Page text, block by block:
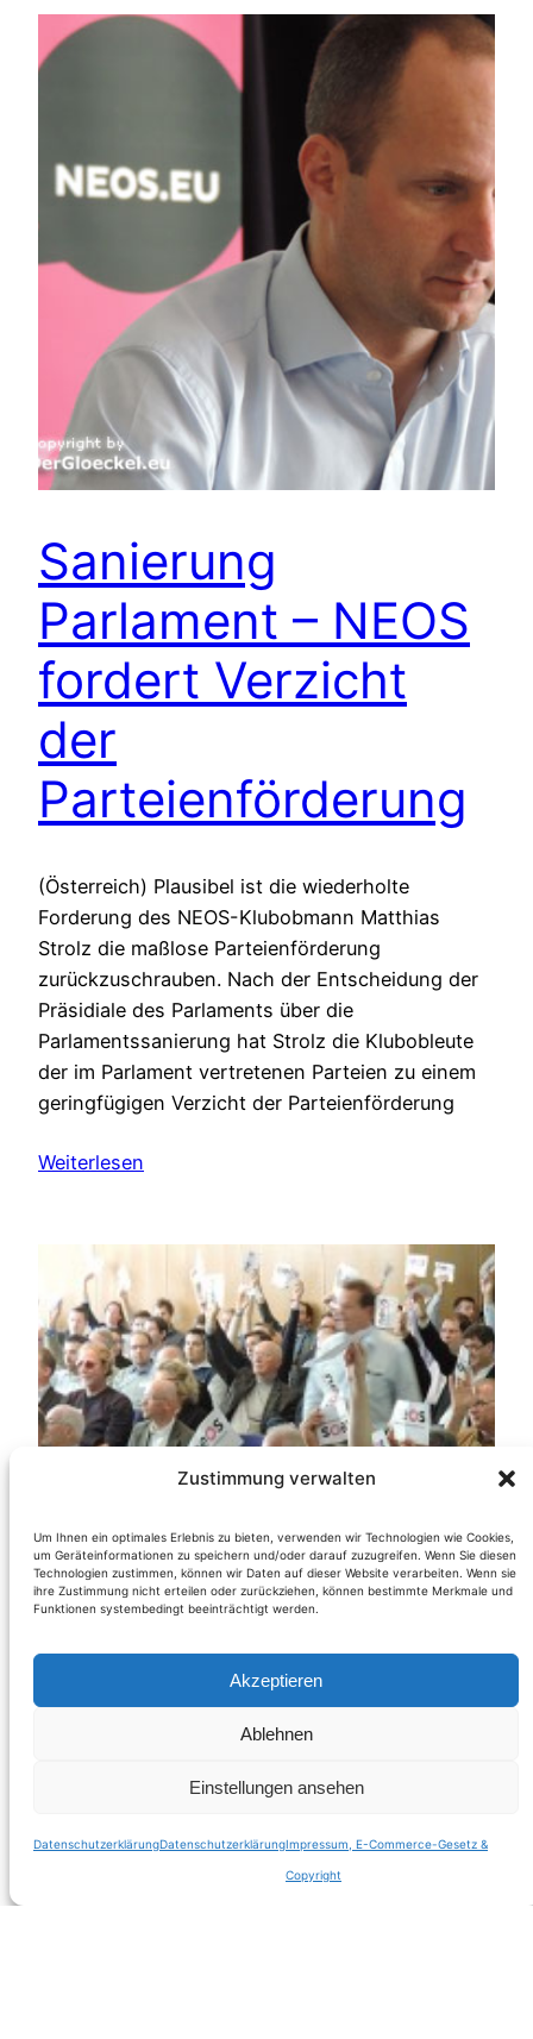
Zustimmung verwalten
Um Ihnen ein optimales Erlebnis zu bieten, verwenden wir Technologien wie Cookies,
um Geräteinformationen zu speichern und/oder darauf zuzugreifen. Wenn Sie diesen
Technologien zustimmen, können wir Daten auf dieser Website verarbeiten. Wenn sie
ihre Zustimmung nicht erteilen oder zurückziehen, können bestimmte Merkmale und
Funktionen systembedingt beeinträchtigt werden.
Akzeptieren
Ablehnen
Einstellungen ansehen
DatenschutzerklärungDatenschutzerklärungImpressum, E-Commerce-Gesetz &
Copyright
Sanierung
Parlament – NEOS
fordert Verzicht
der
Parteienförderung
(Österreich) Plausibel ist die wiederholte
Forderung des NEOS-Klubobmann Matthias
Strolz die maßlose Parteienförderung
zurückzuschrauben. Nach der Entscheidung der
Präsidiale des Parlaments über die
Parlamentssanierung hat Strolz die Klubobleute
der im Parlament vertretenen Parteien zu einem
geringfügigen Verzicht der Parteienförderung
Weiterlesen
Voller Elan – die 2.
Mitgliederversamm